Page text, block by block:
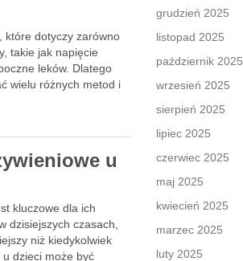
które dotyczy zarówno
takie jak napięcie
leków. Dlatego
wielu różnych metod i
u
kluczowe dla ich
dzisiejszych czasach,
niż kiedykolwiek
dzieci może być
grudzień 2025
listopad 2025
październik 2025
wrzesień 2025
sierpień 2025
lipiec 2025
czerwiec 2025
maj 2025
kwiecień 2025
marzec 2025
luty 2025